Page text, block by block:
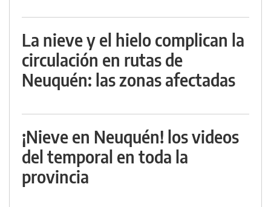
La nieve y el hielo complican la
circulación en rutas de
Neuquén: las zonas afectadas
¡Nieve en Neuquén! los videos
del temporal en toda la
provincia